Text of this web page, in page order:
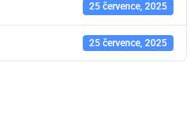
25 července, 2025
25 července, 2025